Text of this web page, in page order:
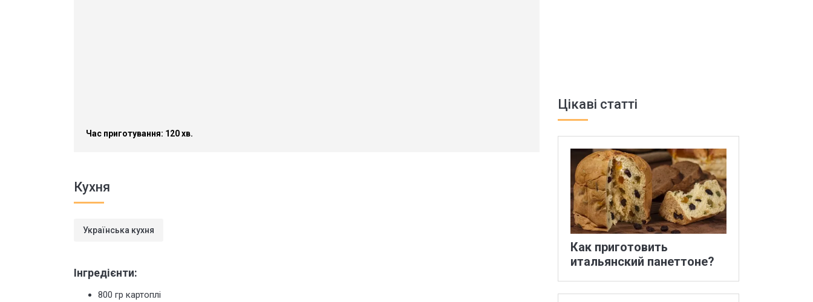
Час приготування: 120 хв.
Кухня
Українська кухня
Інгредієнти:
800 гр картоплі
Цікаві статті
Как приготовить
итальянский панеттоне?